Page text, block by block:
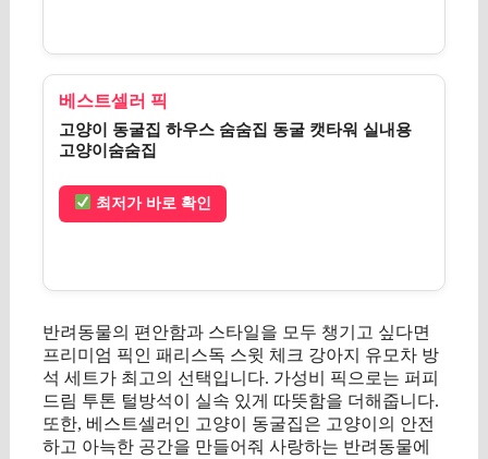
베스트셀러 픽
고양이 동굴집 하우스 숨숨집 동굴 캣타워 실내용
고양이숨숨집
최저가 바로 확인
반려동물의 편안함과 스타일을 모두 챙기고 싶다면
프리미엄 픽인 패리스독 스윗 체크 강아지 유모차 방
석 세트가 최고의 선택입니다. 가성비 픽으로는 퍼피
드림 투톤 털방석이 실속 있게 따뜻함을 더해줍니다.
또한, 베스트셀러인 고양이 동굴집은 고양이의 안전
하고 아늑한 공간을 만들어줘 사랑하는 반려동물에